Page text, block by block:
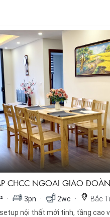
CHCC NGOẠI GIAO
· 3pn · 2wc ·
Bắc
nội thất mới tinh, tầng cao